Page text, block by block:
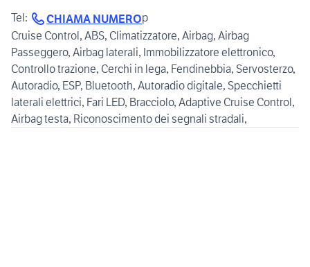
Tel: CHIAMA NUMEROp
Cruise Control, ABS, Climatizzatore, Airbag, Airbag
Passeggero, Airbag laterali, Immobilizzatore elettronico,
Controllo trazione, Cerchi in lega, Fendinebbia, Servosterzo,
Autoradio, ESP, Bluetooth, Autoradio digitale, Specchietti
laterali elettrici, Fari LED, Bracciolo, Adaptive Cruise Control,
Airbag testa, Riconoscimento dei segnali stradali,